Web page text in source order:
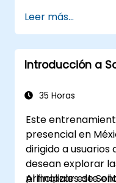
Aplicar tablas
controles
Realizar
movimiento
Leer más...
Introducción a
35 Horas
Este
presencial en
dirigido a
desean explorar
principales de
Al finalizar este